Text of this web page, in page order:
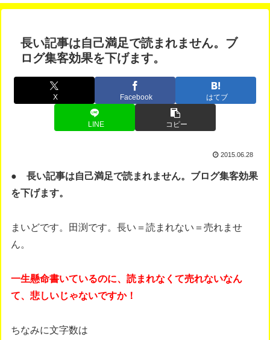
長い記事は自己満足で読まれません。ブ
ログ集客効果を下げます。
X Facebook はてブ
LINE コピー
2015.06.28
● 長い記事は自己満足で読まれません。ブログ集客効果
を下げます。
まいどです。田渕です。長い＝読まれない＝売れませ
ん。
一生懸命書いているのに、読まれなくて売れないなん
て、悲しいじゃないですか！
ちなみに文字数は